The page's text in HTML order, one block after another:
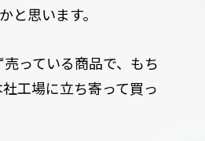
思います。
っている商品で、もち
工場に立ち寄って買っ